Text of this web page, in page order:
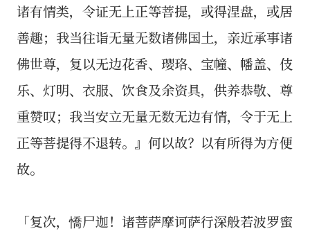
诸有情类，令证无上正等菩提，或得涅盘，或居
善趣；我当往诣无量无数诸佛国土，亲近承事诸
佛世尊，复以无边花香、璎珞、宝幢、幡盖、伎
乐、灯明、衣服、饮食及余资具，供养恭敬、尊
重赞叹；我当安立无量无数无边有情，令于无上
正等菩提得不退转。』何以故？以有所得为方便
故。
「复次，憍尸迦！诸菩萨摩诃萨行深般若波罗蜜